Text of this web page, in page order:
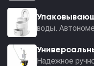
воды.
Надежное